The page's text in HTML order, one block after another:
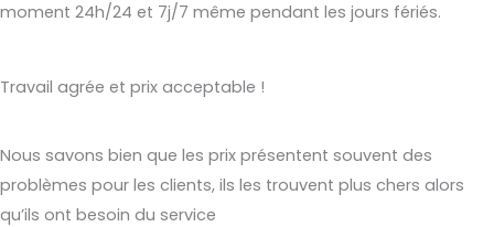
moment 24h/24 et 7j/7 même pendant les jours fériés.
Travail agrée et prix acceptable !
Nous savons bien que les prix présentent souvent des
problèmes pour les clients, ils les trouvent plus chers alors
qu’ils ont besoin du service